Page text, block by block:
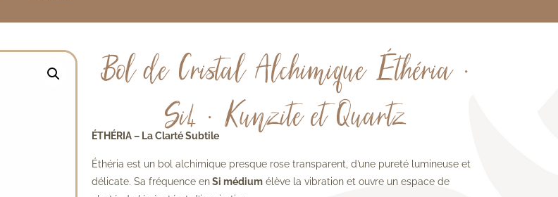
Bol de Cristal Alchimique Éthéria •
Si4 • Kunzite et Quartz
ÉTHÉRIA – La Clarté Subtile
Éthéria est un bol alchimique presque rose transparent, d’une pureté lumineuse et
délicate. Sa fréquence enSi médium élève la vibration et ouvre un espace de